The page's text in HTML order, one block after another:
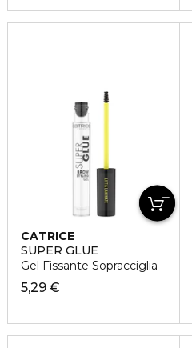
CATRICE
SUPER GLUE
Gel Fissante Sopracciglia
5,29 €